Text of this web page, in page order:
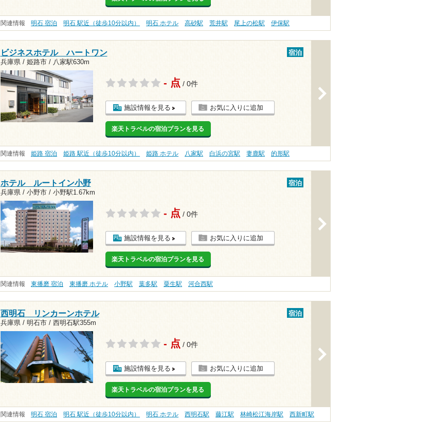
関連情報 明石 宿泊 明石 駅近（徒歩10分以内） 明石 ホテル 高砂駅 荒井駅 尾上の松駅 伊保駅
ビジネスホテル ハートワン
兵庫県 / 姫路市 / 八家駅630m
宿泊
- 点 / 0件
施設情報を見る お気に入りに追加
楽天トラベルの宿泊プランを見る
関連情報 姫路 宿泊 姫路 駅近（徒歩10分以内） 姫路 ホテル 八家駅 白浜の宮駅 妻鹿駅 的形駅
ホテル ルートイン小野
兵庫県 / 小野市 / 小野駅1.67km
宿泊
- 点 / 0件
施設情報を見る お気に入りに追加
楽天トラベルの宿泊プランを見る
関連情報 東播磨 宿泊 東播磨 ホテル 小野駅 葉多駅 粟生駅 河合西駅
西明石 リンカーンホテル
兵庫県 / 明石市 / 西明石駅355m
宿泊
- 点 / 0件
施設情報を見る お気に入りに追加
楽天トラベルの宿泊プランを見る
関連情報 明石 宿泊 明石 駅近（徒歩10分以内） 明石 ホテル 西明石駅 藤江駅 林崎松江海岸駅 西新町駅